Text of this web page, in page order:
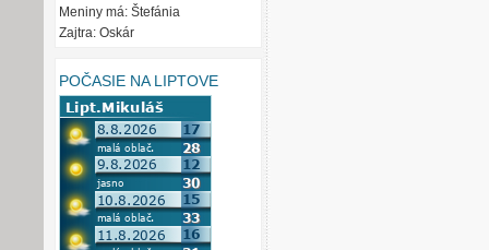
Meniny má: Štefánia
Zajtra: Oskár
POČASIE NA LIPTOVE